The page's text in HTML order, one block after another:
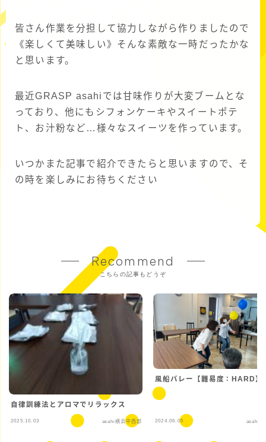
皆さん作業を分担して協力しながら作りましたので
《楽しくて美味しい》そんな素敵な一時だったかな
と思います。
最近GRASP asahiでは甘味作りが大変ブームとな
っており、他にもシフォンケーキやスイートポテ
ト、お汁粉など…様々なスイーツを作っています。
いつかまた記事で紹介できたらと思いますので、そ
の時を楽しみにお待ちください
Recommend
こちらの記事もどうぞ
自律訓練法とアロマでリラックス
2025.10.03 asahi横浜中西部
風船バレー【難易度：HARD】
2024.06.05 asahi横